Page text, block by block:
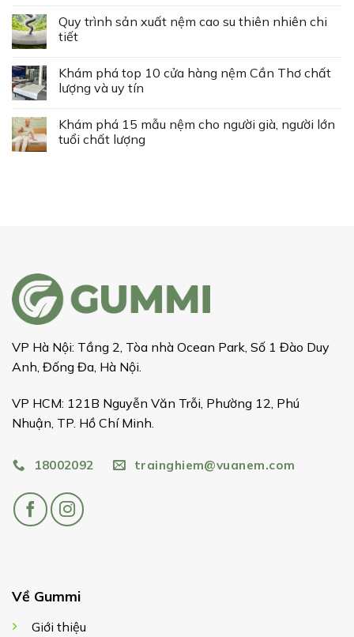
Quy trình sản xuất nệm cao su thiên nhiên chi
tiết
Khám phá top 10 cửa hàng nệm Cần Thơ chất
lượng và uy tín
Khám phá 15 mẫu nệm cho người già, người lớn
tuổi chất lượng
VP Hà Nội: Tầng 2, Tòa nhà Ocean Park, Số 1 Đào Duy
Anh, Đống Đa, Hà Nội.
VP HCM: 121B Nguyễn Văn Trỗi, Phường 12, Phú
Nhuận, TP. Hồ Chí Minh.
18002092 trainghiem@vuanem.com
Về Gummi
Giới thiệu